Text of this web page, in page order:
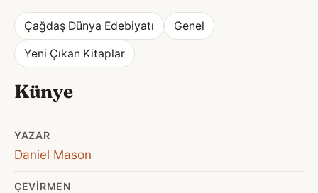
Çağdaş Dünya Edebiyatı Genel
Yeni Çıkan Kitaplar
Künye
YAZAR
Daniel Mason
ÇEVIRMEN